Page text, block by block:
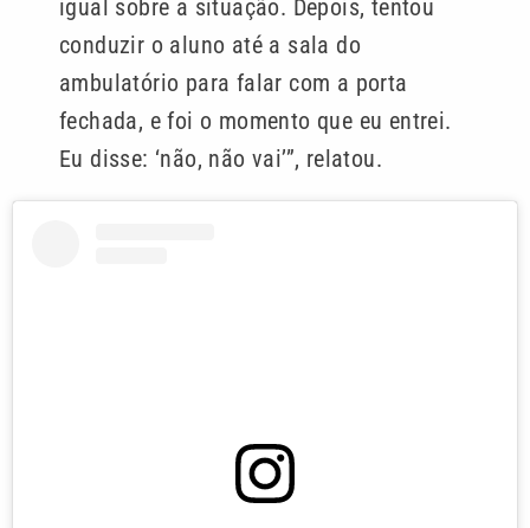
igual sobre a situação. Depois, tentou
conduzir o aluno até a sala do
ambulatório para falar com a porta
fechada, e foi o momento que eu entrei.
Eu disse: ‘não, não vai’”, relatou.